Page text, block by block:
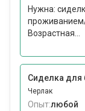
Нужна:
проживанием/
Возрастная...
Сиделка для
Черлак
Опыт:любой